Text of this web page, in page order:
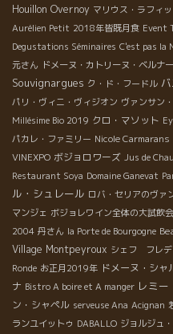
Houillon Overnoy マリウス・ラフィ
Aurélien Petit 2018年皆既月食 Event
Degustations Séminaires C'est pas la
元さん ドメーヌ・カトリーヌ・ベルナ
Souvignargues ク・ド・フードル
パリ・ヴィニ・ヴィジオン ヴァンサン
Millésime Bio 2019 クロ・マソット
パカレ・ファミリー Nicole Carmarans
VINEXPO ボジョロワーズ Jus de
Restaurant Soya Domaine Ganevat
ル・シュレール ロバ・セリアのヴァ
マンジェ ボジョレワイン全体の大試飲
2004 丹さん la Porte de Bourgogne
Village Montpeyroux シェフ フレデ
Ronde お正月2019年 ドメーヌ・シ
ナ Bistro A boire et A manger レミ
ン・シャペル serveuse Ana Acignan
ランユイットゥ DABALLO ジョルジュ